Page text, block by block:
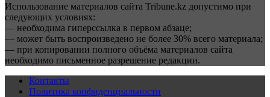
Использование материалов сайта Tribune.kz допустимо при
следующих условиях:
— необходима гиперссылка в первом абзаце;
— может быть воспроизведено не более 30% всего материала;
— при копировании полного объёма материалов сайта
необходимо письменное разрешение редакции.
Контакты
Политика конфиденциальности